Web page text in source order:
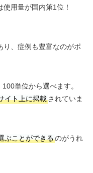
用量が国内第1位！
り、症例も豊富なのがポ
単位から選べます。
イト上に掲載されていま
ぶことができるのがうれ